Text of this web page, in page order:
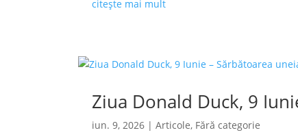
citește mai mult
Ziua Donald Duck, 9
iun. 9, 2026 |Articole, Fără categorie